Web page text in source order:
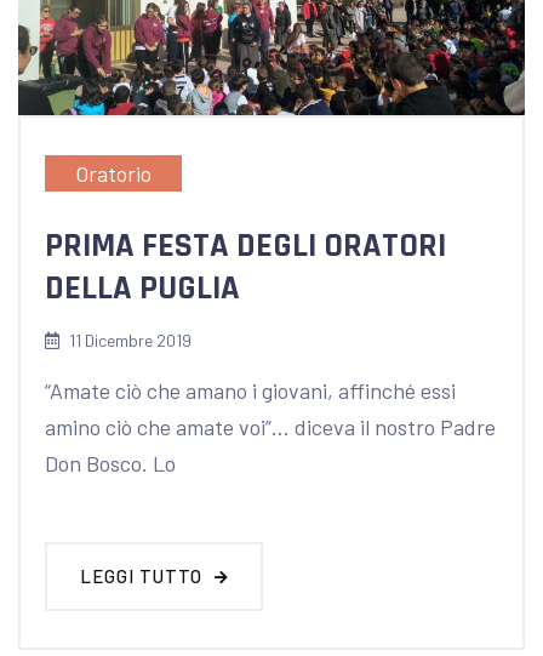
Oratorio
PRIMA FESTA DEGLI ORATORI
DELLA PUGLIA
11 Dicembre 2019
“Amate ciò che amano i giovani, affinché essi
amino ciò che amate voi”… diceva il nostro Padre
Don Bosco. Lo
LEGGI TUTTO